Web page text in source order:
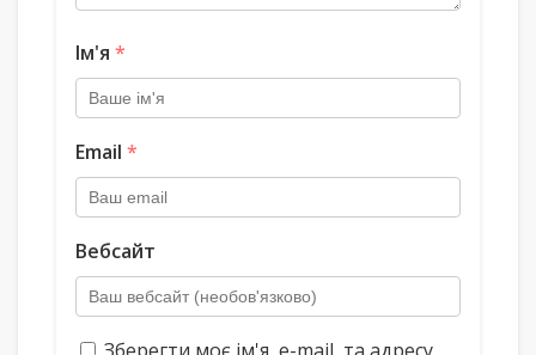
Ім'я *
Email *
Вебсайт